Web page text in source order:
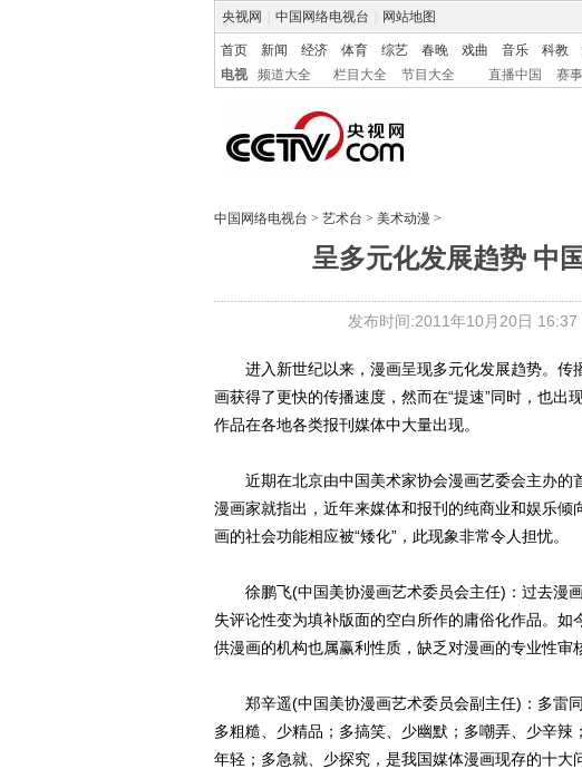
央视网 中国网络电视台 网站地图
首页 新闻 经济 体育 综艺 春晚 戏曲 音乐 科教
电视
频道大全 栏目大全 节目大全 直播中国 赛
中国网络电视台 > 艺术台 > 美术动漫 >
呈多元化发展趋势 中
发布时间:2011年10月20日 16:37
进入新世纪以来，漫画呈现多元化发展趋势。传
画获得了更快的传播速度，然而在“提速”同时，也
作品在各地各类报刊媒体中大量出现。
近期在北京由中国美术家协会漫画艺委会主办的
漫画家就指出，近年来媒体和报刊的纯商业和娱乐
画的社会功能相应被“矮化”，此现象非常令人担忧。
徐鹏飞(中国美协漫画艺术委员会主任)：过去漫
失评论性变为填补版面的空白所作的庸俗化作品。如
供漫画的机构也属赢利性质，缺乏对漫画的专业性审
郑辛遥(中国美协漫画艺术委员会副主任)：多雷同
多粗糙、少精品；多搞笑、少幽默；多嘲弄、少辛
年轻；多急就、少探究，是我国媒体漫画现存的十大